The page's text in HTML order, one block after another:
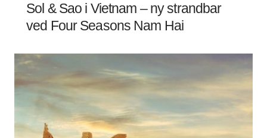
Sol & Sao i Vietnam – ny strandbar
ved Four Seasons Nam Hai